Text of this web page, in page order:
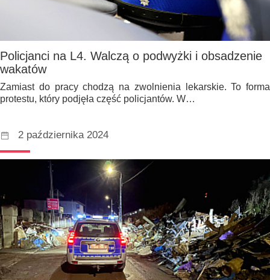
Policjanci na L4. Walczą o podwyżki i obsadzenie
wakatów
Zamiast do pracy chodzą na zwolnienia lekarskie. To forma
protestu, który podjęła część policjantów. W…
2 października 2024